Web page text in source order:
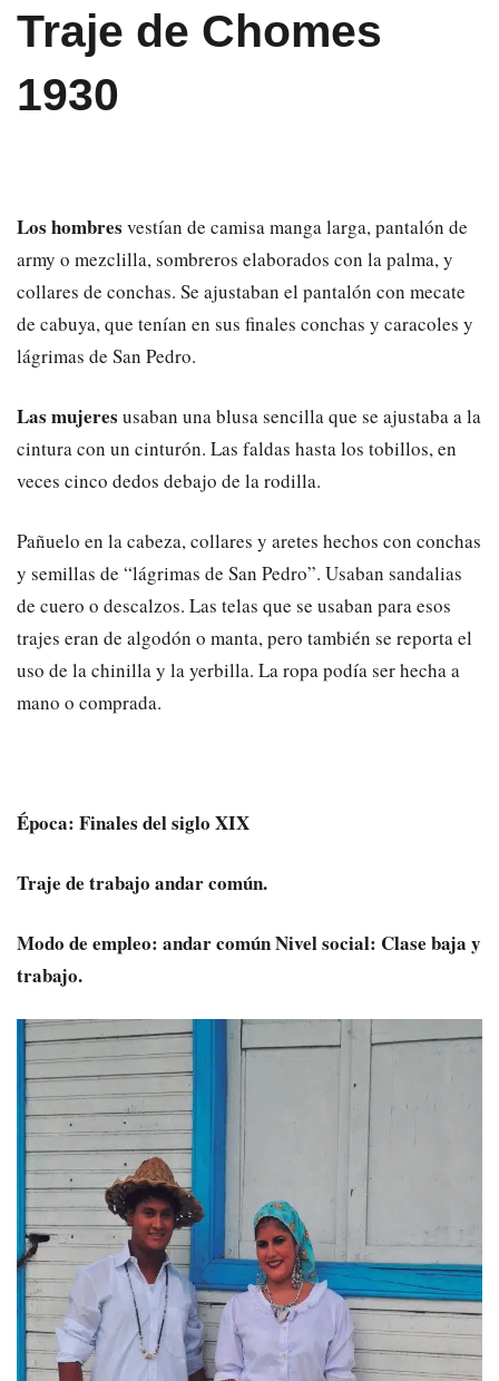
Traje de Chomes
1930
Los hombres vestían de camisa manga larga, pantalón de
army o mezclilla, sombreros elaborados con la palma, y
collares de conchas. Se ajustaban el pantalón con mecate
de cabuya, que tenían en sus finales conchas y caracoles y
lágrimas de San Pedro.
Las mujeres usaban una blusa sencilla que se ajustaba a la
cintura con un cinturón. Las faldas hasta los tobillos, en
veces cinco dedos debajo de la rodilla.
Pañuelo en la cabeza, collares y aretes hechos con conchas
y semillas de “lágrimas de San Pedro”. Usaban sandalias
de cuero o descalzos. Las telas que se usaban para esos
trajes eran de algodón o manta, pero también se reporta el
uso de la chinilla y la yerbilla. La ropa podía ser hecha a
mano o comprada.
Época: Finales del siglo XIX
Traje de trabajo andar común.
Modo de empleo: andar común Nivel social: Clase baja y
trabajo.